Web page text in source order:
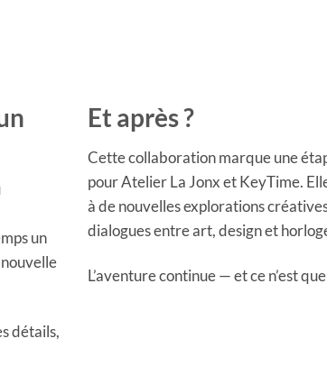
un
détails,
Et après ?
Cette collaboration marque une
pour Atelier La Jonx et KeyTime.
à de nouvelles explorations
dialogues entre art, design et
L’aventure continue — et ce n’est